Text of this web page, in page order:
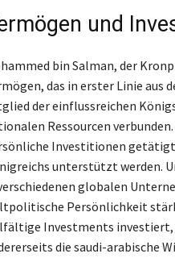
und
bin Salman, der
das in erster Linie aus
der einflussreichen
Ressourcen
Investitionen
unterstützt werden.
globalen
Persönlichkeit
Investments investiert,
die saudi-arabische